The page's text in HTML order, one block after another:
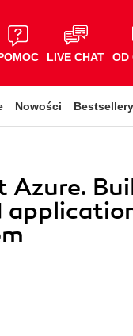
LIVE CHAT OD
Nowości Bestsellery
Azure.